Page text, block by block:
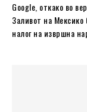
Google, откако во
Заливот на
налог на извршна